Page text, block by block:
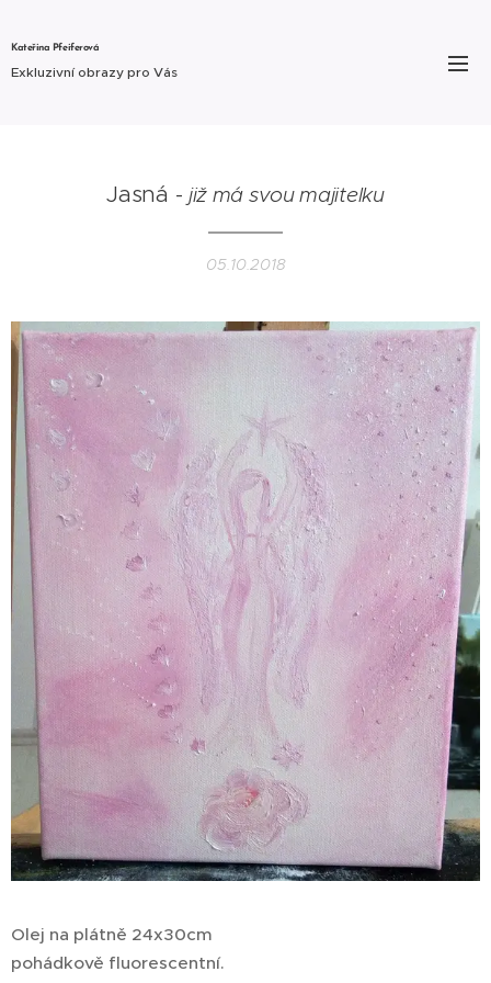
Kateřina Pfeiferová
Exkluzivní obrazy pro Vás
Jasná - již má svou majitelku
05.10.2018
Olej na plátně 24x30cm
pohádkově fluorescentní.